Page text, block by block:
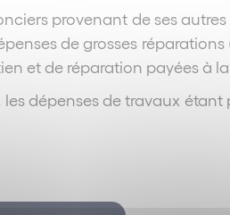
provenant de ses
de grosses
et de réparation payées à
dépenses de travaux